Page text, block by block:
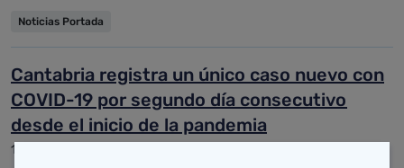
Noticias Portada
Cantabria registra un único caso nuevo con
COVID-19 por segundo día consecutivo
desde el inicio de la pandemia
12 de mayo de 2020